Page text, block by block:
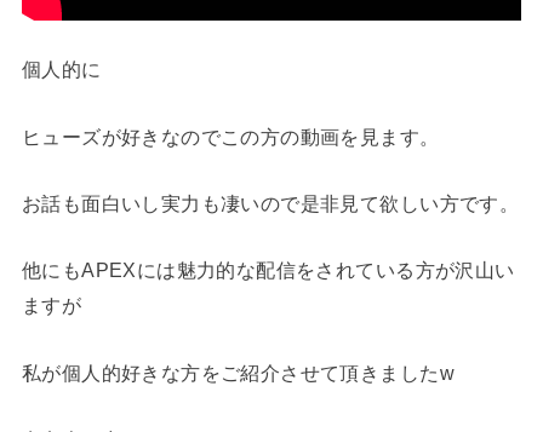
個人的に
ヒューズが好きなのでこの方の動画を見ます。
お話も面白いし実力も凄いので是非見て欲しい方です。
他にもAPEXには魅力的な配信をされている方が沢山い
ますが
私が個人的好きな方をご紹介させて頂きましたw